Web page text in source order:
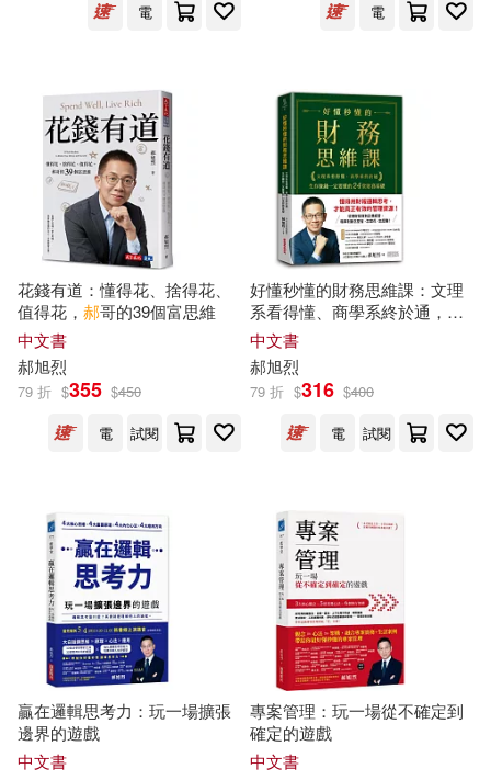
(可複選)
適合手機平板閱讀(16)
其他 (可複選)
現在可購買商品(41)
作者/演唱/譯/編/繪(47)
電
電
花錢有道：懂得花、捨得花、
值得花， 郝哥的39個富思維
中文書
郝旭烈
79 折 $355 $450
電
試閱
好懂秒懂的財務思維課：文理
系看得懂、商學系終於通，生
存賺錢一定要懂的24堂財務基
礎
中文書
郝旭烈
79 折 $316 $400
電
試閱
贏在邏輯思考力：玩一場擴張
邊界的遊戲
中文書
專案管理：玩一場從不確定到
確定的遊戲
中文書